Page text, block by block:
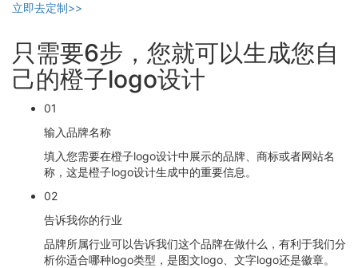
立即去定制>>
只需要6步，您就可以生成您自
己的橙子logo设计
01
输入品牌名称
填入您需要在橙子logo设计中展示的品牌、商标或者网站名
称，这是橙子logo设计生成中的重要信息。
02
告诉我你的行业
品牌所属行业可以告诉我们这个品牌在做什么，有利于我们分
析你适合哪种logo类型，是图文logo、文字logo还是徽章。